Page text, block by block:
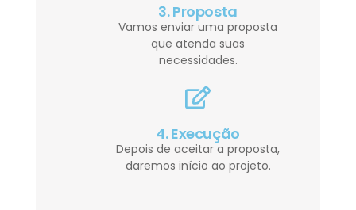
3. Proposta
Vamos enviar uma proposta
que atenda suas
necessidades.
4. Execução
Depois de aceitar a proposta,
daremos início ao projeto.